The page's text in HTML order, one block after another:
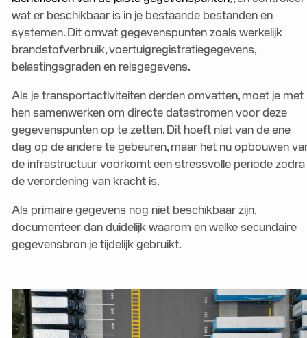
wat er beschikbaar is in je bestaande bestanden en
systemen. Dit omvat gegevenspunten zoals werkelijk
brandstofverbruik, voertuigregistratiegegevens,
belastingsgraden en reisgegevens.
Als je transportactiviteiten derden omvatten, moet je met
hen samenwerken om directe datastromen voor deze
gegevenspunten op te zetten. Dit hoeft niet van de ene
dag op de andere te gebeuren, maar het nu opbouwen
de infrastructuur voorkomt een stressvolle periode zodra
de verordening van kracht is.
Als primaire gegevens nog niet beschikbaar zijn,
documenteer dan duidelijk waarom en welke secundaire
gegevensbron je tijdelijk gebruikt.